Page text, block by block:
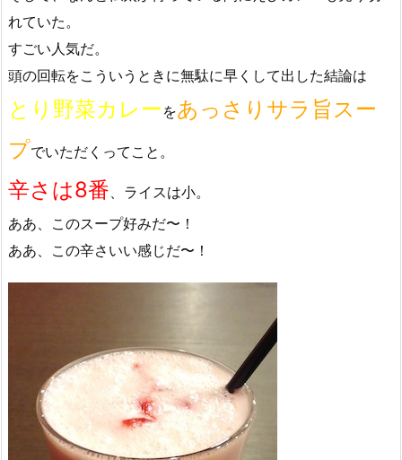
れていた。
すごい人気だ。
頭の回転をこういうときに無駄に早くして出した結論は
とり野菜カレー をあっさりサラ旨スー
プでいただくってこと。
辛さは8番 、ライスは小。
ああ、このスープ好みだ〜！
ああ、この辛さいい感じだ〜！